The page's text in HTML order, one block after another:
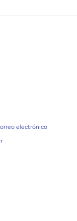
electrónico